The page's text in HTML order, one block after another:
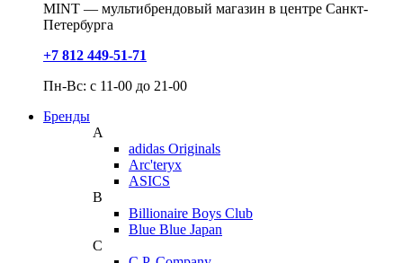
MINT — мультибрендовый магазин в центре Санкт-
Петербурга
+7 812 449-51-71
Пн-Вс: с 11-00 до 21-00
Бренды
A
adidas Originals
Arc'teryx
ASICS
B
Billionaire Boys Club
Blue Blue Japan
C